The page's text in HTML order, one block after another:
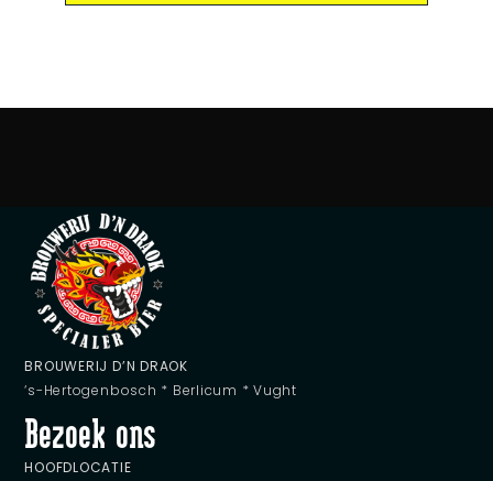
BROUWERIJ D’N DRAOK
‘s-Hertogenbosch * Berlicum * Vught
Bezoek ons
HOOFDLOCATIE